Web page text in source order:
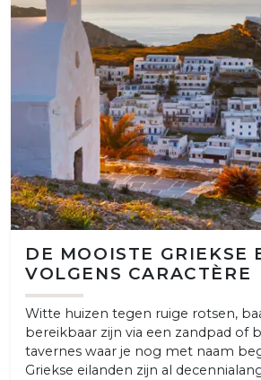
DE MOOISTE GRIEKSE
VOLGENS CARACTÈRE
Witte huizen tegen ruige rotsen,
bereikbaar zijn via een zandpad of
tavernes waar je nog met naam
Griekse eilanden zijn al